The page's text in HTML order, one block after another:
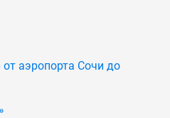
аэропорта Сочи до